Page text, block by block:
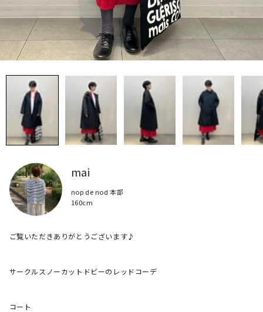
mai
nop de nod 本部
160cm
ご覧いただきありがとうございます♪
サークルスノーカットドビーのレッドコーデ
コート